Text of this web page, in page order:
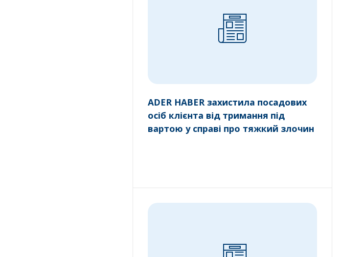
ADER HABER захистила посадових
осіб клієнта від тримання під
вартою у справі про тяжкий злочин